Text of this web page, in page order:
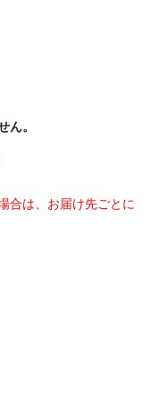
ん。
合は、お届け先ごとに